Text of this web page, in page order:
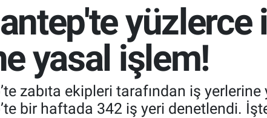
yasal işlem!
zabıta ekipleri tarafından iş
bir haftada 342 iş yeri denetlendi.